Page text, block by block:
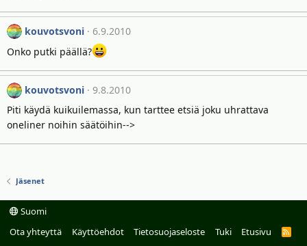
kouvotsvoni
6.9.2010
Onko putki päällä?
kouvotsvoni
9.8.2010
Piti käydä kuikuilemassa, kun tarttee etsiä joku uhrattava
oneliner noihin säätöihin-->
Jäsenet
Suomi
Ota yhteyttä
Käyttöehdot Tietosuojaseloste Tuki Etusivu
R